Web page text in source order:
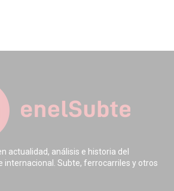
actualidad, análisis e historia del
internacional. Subte, ferrocarriles y otros